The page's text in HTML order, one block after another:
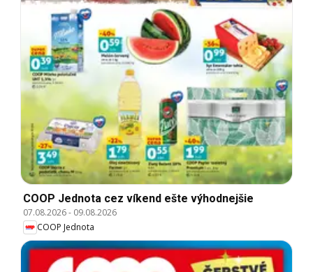
COOP Jednota cez víkend ešte výhodnejšie
07.08.2026- 09.08.2026
COOP Jednota